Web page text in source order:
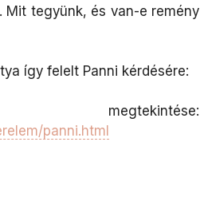
tegyünk, és van-e remény
így felelt Panni kérdésére:
panni.html